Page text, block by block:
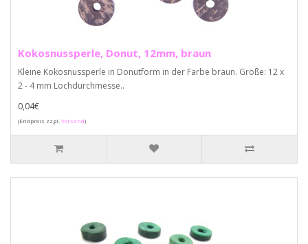
Kokosnussperle, Donut, 12mm, braun
Kleine Kokosnussperle in Donutform in der Farbe braun. Größe: 12 x
2 - 4 mm Lochdurchmesse..
0,04€
(Endpreis zzgl.Versand)